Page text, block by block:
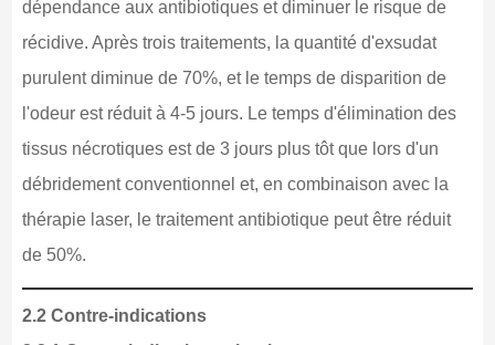
dépendance aux antibiotiques et diminuer le risque de
récidive. Après trois traitements, la quantité d'exsudat
purulent diminue de 70%, et le temps de disparition de
l'odeur est réduit à 4-5 jours. Le temps d'élimination des
tissus nécrotiques est de 3 jours plus tôt que lors d'un
débridement conventionnel et, en combinaison avec la
thérapie laser, le traitement antibiotique peut être réduit
de 50%.
2.2 Contre-indications